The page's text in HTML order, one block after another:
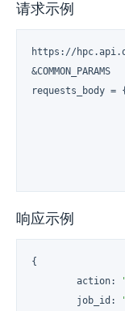
请求示例
https://
&COMMON_PARAMS
requests_body
响应示例
{
	action
:
	job_id
: